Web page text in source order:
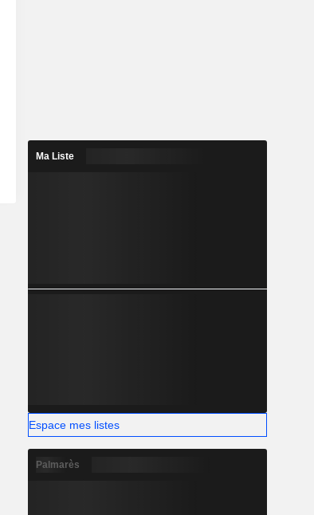
Ma Liste
Espace mes listes
Palmarès